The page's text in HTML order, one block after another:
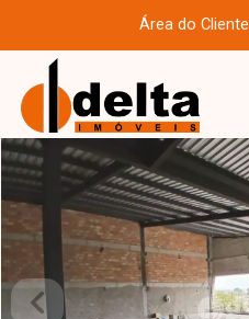
Área do Cliente